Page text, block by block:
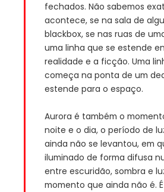
fechados. Não sabemos
acontece, se na sala de
blackbox, se nas ruas de
uma linha que se estende
realidade e a ficção. Uma
começa na ponta de um
estende para o espaço.
Aurora é também o
noite e o dia, o período de
ainda não se levantou, em
iluminado de forma difusa
entre escuridão, sombra e
momento que ainda não é.